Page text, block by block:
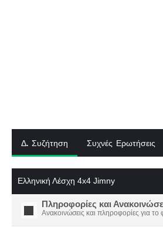
Δ. Συζήτηση Συχνές Ερωτήσεις
Ελληνική Λέσχη 4x4 Jimny
Πληροφορίες και
Ανακοινώσεις και πληροφορίες για